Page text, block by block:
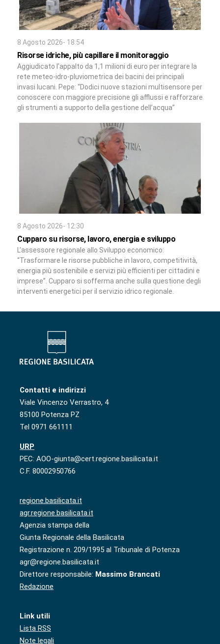
8 Agosto 2026- 18:54
Risorse idriche, più capillare il monitoraggio
Aggiudicato l’appalto da 1,1 milioni di euro per integrare la
rete meteo-idro-pluviometrica dei bacini dei principali
invasi lucani. Pepe: “Dodici nuove stazioni multisensore per
conoscere con maggiore precisione gli afflussi e rafforzare
gli strumenti a supporto della gestione dell’acqua”
8 Agosto 2026- 12:30
Cupparo su risorse, lavoro, energia e sviluppo
L’assessore regionale allo Sviluppo economico:
“Trasformare le risorse pubbliche in lavoro, competitività,
energia più sostenibile e servizi più efficienti per cittadini e
imprese”. Cupparo si sofferma anche sulla questione degli
interventi energetici per il servizio idrico regionale.
Contatti e indirizzi
Viale Vincenzo Verrastro, 4
85100 Potenza PZ
Tel 0971 661111
URP
PEC: AOO-giunta@cert.regione.basilicata.it
C.F. 80002950766
regione.basilicata.it
agr.regione.basilicata.it
Agenzia stampa della
Giunta Regionale della Basilicata
Registrazione n. 209/1995 al Tribunale di Potenza
agr@regione.basilicata.it
Direttore responsabile: Massimo Brancati
Redazione
Link utili
Lista RSS
Note legali